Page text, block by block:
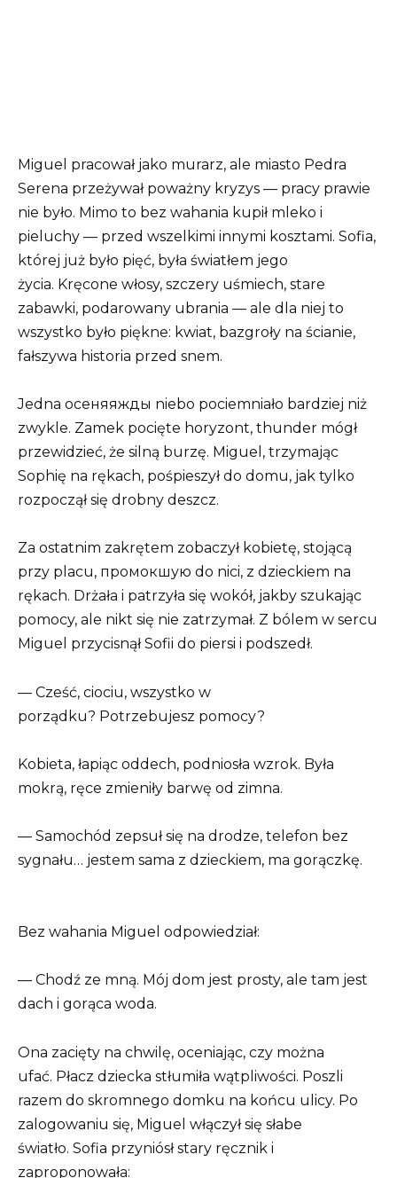
Miguel pracował jako murarz, ale miasto Pedra
Serena przeżywał poważny kryzys — pracy prawie
nie było. Mimo to bez wahania kupił mleko i
pieluchy — przed wszelkimi innymi kosztami. Sofia,
której już było pięć, była światłem jego
życia. Kręcone włosy, szczery uśmiech, stare
zabawki, podarowany ubrania — ale dla niej to
wszystko było piękne: kwiat, bazgroły na ścianie,
fałszywa historia przed snem.
Jedna осеняяжды niebo pociemniało bardziej niż
zwykle. Zamek pocięte horyzont, thunder mógł
przewidzieć, że silną burzę. Miguel, trzymając
Sophię na rękach, pośpieszył do domu, jak tylko
rozpoczął się drobny deszcz.
Za ostatnim zakrętem zobaczył kobietę, stojącą
przy placu, промокшую do nici, z dzieckiem na
rękach. Drżała i patrzyła się wokół, jakby szukając
pomocy, ale nikt się nie zatrzymał. Z bólem w sercu
Miguel przycisnął Sofii do piersi i podszedł.
— Cześć, ciociu, wszystko w
porządku? Potrzebujesz pomocy?
Kobieta, łapiąc oddech, podniosła wzrok. Była
mokrą, ręce zmieniły barwę od zimna.
— Samochód zepsuł się na drodze, telefon bez
sygnału… jestem sama z dzieckiem, ma gorączkę.
Bez wahania Miguel odpowiedział:
— Chodź ze mną. Mój dom jest prosty, ale tam jest
dach i gorąca woda.
Ona zacięty na chwilę, oceniając, czy można
ufać. Płacz dziecka stłumiła wątpliwości. Poszli
razem do skromnego domku na końcu ulicy. Po
zalogowaniu się, Miguel włączył się słabe
światło. Sofia przyniósł stary ręcznik i
zaproponowała: